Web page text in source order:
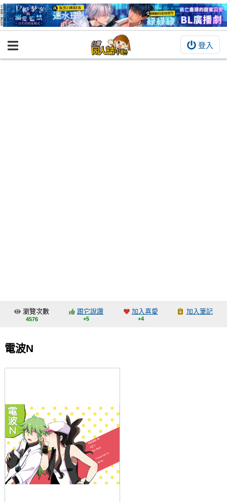
登入
BOOKY書集倉庫
交流中心
會員功能選單
登入
瀏覽次數
4576
跟它說讚
+5
加入喜愛
+4
加入筆記
電波N